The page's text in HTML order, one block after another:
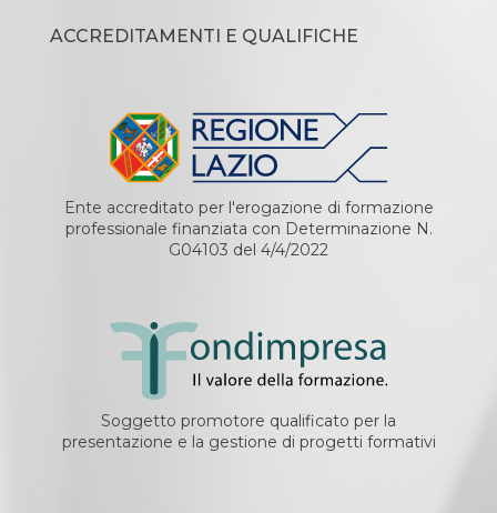
ACCREDITAMENTI E QUALIFICHE
Ente accreditato per l'erogazione di formazione
professionale finanziata con Determinazione N.
G04103 del 4/4/2022
Soggetto promotore qualificato per la
presentazione e la gestione di progetti formativi